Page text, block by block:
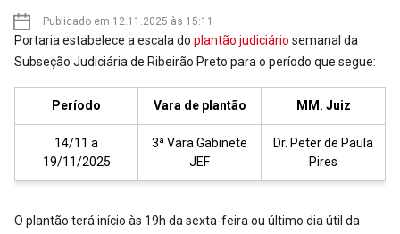
Publicado em 12.11.2025 às 15:11
Portaria estabelece a escala do plantão judiciário semanal da
Subseção Judiciária de Ribeirão Preto para o período que segue:
Período Vara de plantão MM. Juiz
14/11 a
19/11/2025
3ª Vara Gabinete
JEF
Dr. Peter de Paula
Pires
O plantão terá início às 19h da sexta-feira ou último dia útil da